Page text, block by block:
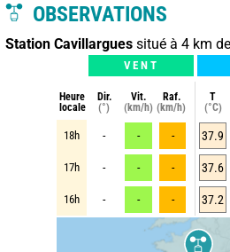
OBSERVATIONS
Station Cavillargues situé à 4 km
VENT
Heure
locale
Dir.
(°)
Vit.
(km/h)
Raf.
(km/h)
T
(°C)
18h - - - 37.9
17h - - - 37.6
16h - - - 37.2